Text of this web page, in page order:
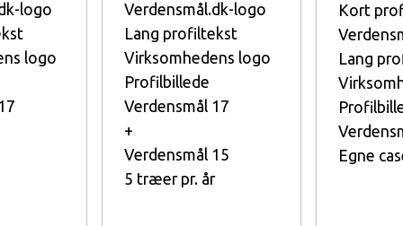
logo
logo
Verdensmål.dk-logo
Lang profiltekst
Virksomhedens logo
Profilbillede
Verdensmål 17
+
Verdensmål 15
5 træer pr. år
Kort
Lang
Egne